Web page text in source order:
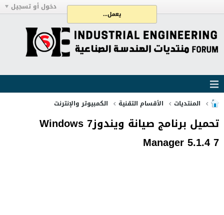
دخول أو تسجيل
المنتديات الأقسام التقنية الكمبيوتر والإنترنت
تحميل برنامج صيانة ويندوزWindows 7
Manager 5.1.4 7
يعمل...